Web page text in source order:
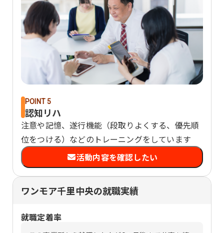
POINT 5
認知リハ
注意や記憶、遂行機能（段取りよくする、優先順
位をつける）などのトレーニングをしています
活動内容を確認したい
ワンモア千里中央の就職実績
就職定着率